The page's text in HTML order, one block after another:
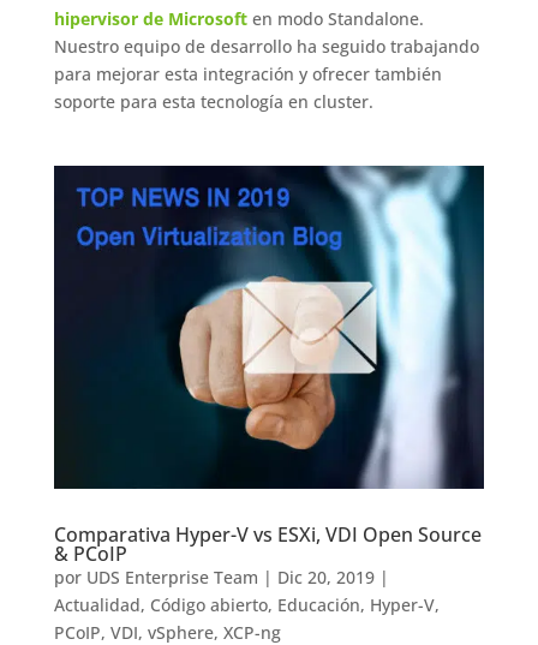
hipervisor de Microsoften modo Standalone.
Nuestro equipo de desarrollo ha seguido trabajando
para mejorar esta integración y ofrecer también
soporte para esta tecnología en cluster.
Comparativa Hyper-V vs ESXi, VDI Open Source
& PCoIP
por UDS Enterprise Team | Dic 20, 2019|
Actualidad, Código abierto, Educación, Hyper-V,
PCoIP, VDI, vSphere, XCP-ng